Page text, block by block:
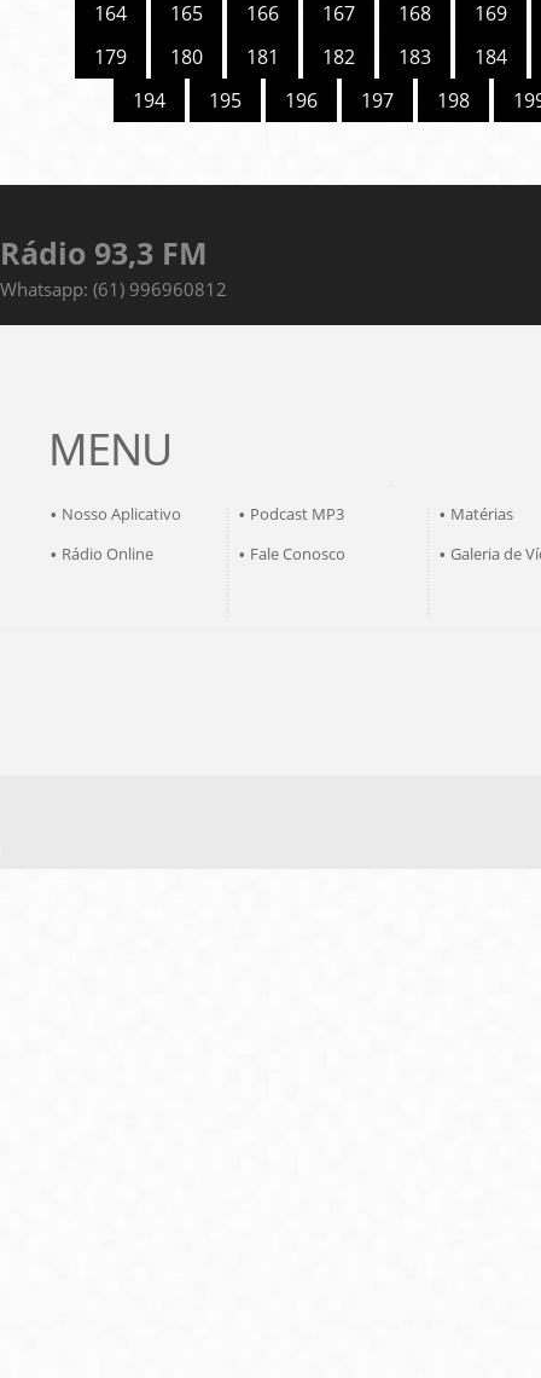
164
165 166 167 168
169
179
180 181 182 183
184
194
195 196 197 198
Rádio 93,3 FM
Whatsapp: (61) 996960812
MENU
• Nosso Aplicativo • Podcast MP3 • Matérias
• Rádio Online • Fale Conosco • Galeria de